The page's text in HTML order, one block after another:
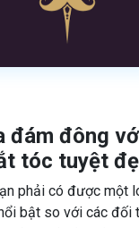
đám đông
tóc tuyệt
phải có được một
bật so với các đối